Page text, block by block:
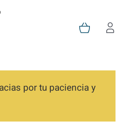
por tu paciencia y